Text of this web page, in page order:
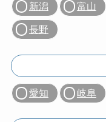
新潟 富山
長野
愛知 岐阜